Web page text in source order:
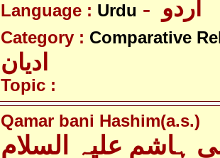
Language : Urdu
Category : Comparative
ادیان
Topic :
Qamar bani Hashim(a.s.)
ہاشم علیہ السلام